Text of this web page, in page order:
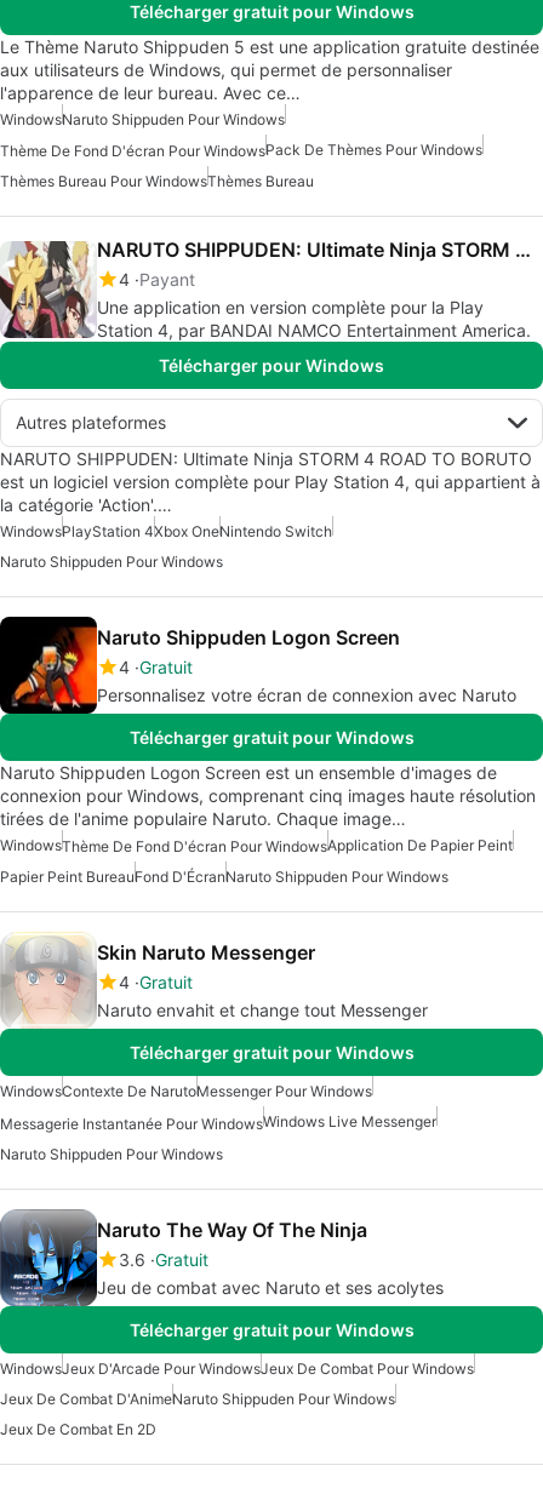
Télécharger gratuit pour Windows
Le Thème Naruto Shippuden 5 est une application gratuite destinée
aux utilisateurs de Windows, qui permet de personnaliser
l'apparence de leur bureau. Avec ce…
WindowsNaruto Shippuden Pour Windows
Thème De Fond D'écran Pour WindowsPack De Thèmes Pour Windows
Thèmes Bureau Pour WindowsThèmes Bureau
NARUTO SHIPPUDEN: Ultimate Ninja STORM 4 ROAD TO BORUTO
4 Payant
Une application en version complète pour la Play
Station 4, par BANDAI NAMCO Entertainment America.
Télécharger pour Windows
Autres plateformes
NARUTO SHIPPUDEN: Ultimate Ninja STORM 4 ROAD TO BORUTO
est un logiciel version complète pour Play Station 4, qui appartient à
la catégorie 'Action'.…
WindowsPlayStation 4Xbox OneNintendo Switch
Naruto Shippuden Pour Windows
Naruto Shippuden Logon Screen
4 Gratuit
Personnalisez votre écran de connexion avec Naruto
Télécharger gratuit pour Windows
Naruto Shippuden Logon Screen est un ensemble d'images de
connexion pour Windows, comprenant cinq images haute résolution
tirées de l'anime populaire Naruto. Chaque image…
WindowsThème De Fond D'écran Pour WindowsApplication De Papier Peint
Papier Peint BureauFond D'ÉcranNaruto Shippuden Pour Windows
Skin Naruto Messenger
4 Gratuit
Naruto envahit et change tout Messenger
Télécharger gratuit pour Windows
WindowsContexte De NarutoMessenger Pour Windows
Messagerie Instantanée Pour WindowsWindows Live Messenger
Naruto Shippuden Pour Windows
Naruto The Way Of The Ninja
3.6 Gratuit
Jeu de combat avec Naruto et ses acolytes
Télécharger gratuit pour Windows
WindowsJeux D'Arcade Pour WindowsJeux De Combat Pour Windows
Jeux De Combat D'AnimeNaruto Shippuden Pour Windows
Jeux De Combat En 2D